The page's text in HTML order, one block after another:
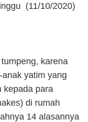
(11/10/2020)
karena
yatim yang
kepada para
di rumah
14 alasannya